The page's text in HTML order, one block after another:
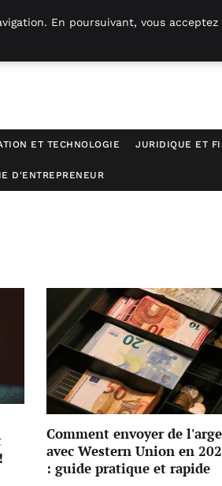
ET TECHNOLOGIE JURIDIQUE ET
D'ENTREPRENEUR
Comment envoyer de
avec Western Union en
: guide pratique et rapide
En poursuivant, vous